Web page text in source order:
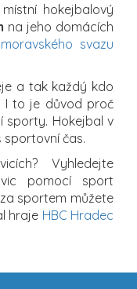
hokejbalový
na jeho domácích
svazu
a tak každý kdo
I to je důvod proč
sporty. Hokejbal v
čas.
Vyhledejte
pomocí sport
sportem můžete
hraje HBC Hradec